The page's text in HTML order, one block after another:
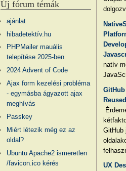
natív
GitHub
UX
Új fórum témák
ajánlat
hibadetektív.hu
PHPMailer mauális
telepítése 2025-ben
2024 Advent of Code
Ajax form kezelési probléma
- egymásba ágyazott ajax
meghívás
Passkey
Miért létezik még ez az
oldal?
Ubuntu Apache2 ismeretlen
/favicon.ico kérés